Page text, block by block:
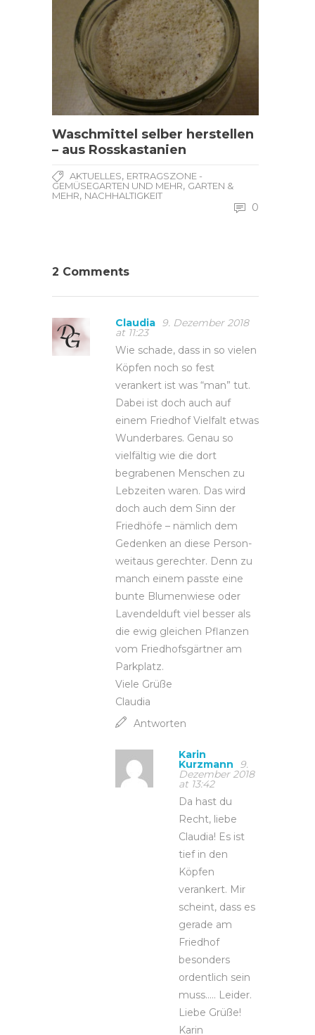
Waschmittel selber herstellen
– aus Rosskastanien
AKTUELLES, ERTRAGSZONE -
GEMÜSEGARTEN UND MEHR, GARTEN &
MEHR, NACHHALTIGKEIT
0
2 Comments
Claudia 9. Dezember 2018
at 11:23
Wie schade, dass in so vielen
Köpfen noch so fest
verankert ist was “man” tut.
Dabei ist doch auch auf
einem Friedhof Vielfalt etwas
Wunderbares. Genau so
vielfältig wie die dort
begrabenen Menschen zu
Lebzeiten waren. Das wird
doch auch dem Sinn der
Friedhöfe – nämlich dem
Gedenken an diese Person-
weitaus gerechter. Denn zu
manch einem passte eine
bunte Blumenwiese oder
Lavendelduft viel besser als
die ewig gleichen Pflanzen
vom Friedhofsgärtner am
Parkplatz.
Viele Grüße
Claudia
Antworten
Karin
Kurzmann 9.
Dezember 2018
at 13:42
Da hast du
Recht, liebe
Claudia! Es ist
tief in den
Köpfen
verankert. Mir
scheint, dass es
gerade am
Friedhof
besonders
ordentlich sein
muss….. Leider.
Liebe Grüße!
Karin